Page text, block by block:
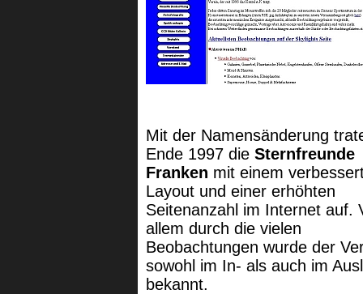
Mit der Namensänderung
Ende 1997 die Sternfreunde
Franken mit einem
Layout und einer erhöhten
Seitenanzahl im Internet auf.
allem durch die vielen
Beobachtungen wurde der
sowohl im In- als auch im
bekannt.